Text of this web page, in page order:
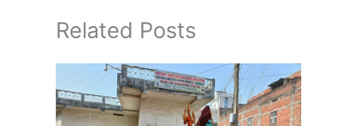
Related Posts